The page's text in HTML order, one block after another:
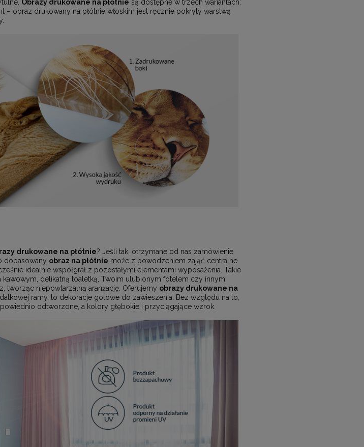
Obrazy drukowane na płótnie są dostępne w trzech wariantach:
– obraz drukowany na płótnie włoskim jest ręcznie pokryty warstwą
drukowane na płótnie? Jeśli tak, otrzymane od nas zamówienie
dopasowany obraz na płótnie może z powodzeniem zająć centralne
idealnie współgrał z pozostałymi elementami wyposażenia. Takie
delikatną toaletką, Twoim ulubionym fotelem czy innym
tworząc niepowtarzalną aranżację. Oferujemy obrazy drukowane na
ramy, to dekoracje gotowe do zawieszenia. Bez względu na to,
odtworzone, a kolory głębokie i przyciągające wzrok.